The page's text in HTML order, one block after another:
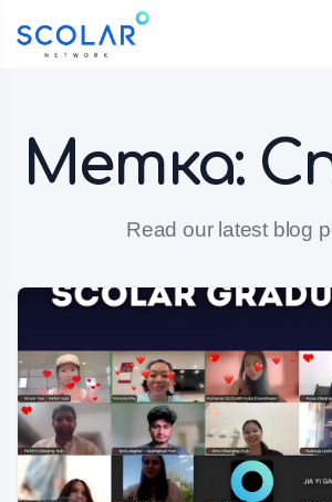
Метка:
Read our latest blog